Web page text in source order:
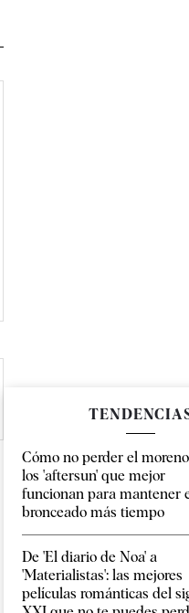
Cómo no perder el
los 'aftersun' que mejor
funcionan para mantener
bronceado más tiempo
De 'El diario de Noa' a
'Materialistas': las mejores
películas románticas del